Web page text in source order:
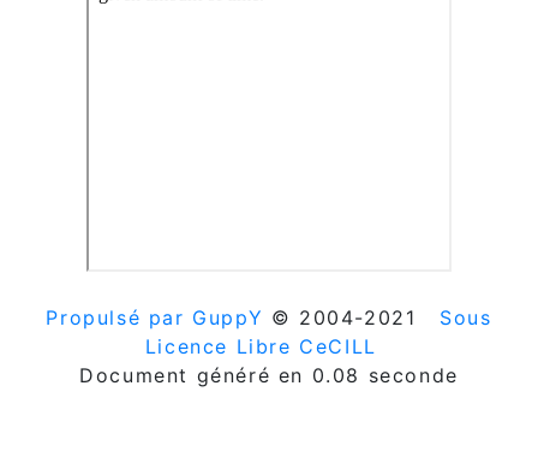
Propulsé par GuppY © 2004-2021
Sous
Licence Libre CeCILL
Document généré en 0.08 seconde